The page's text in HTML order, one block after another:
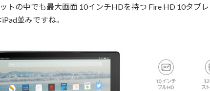
トの中でも最大画面 10インチHDを持つ Fire HD 10タブレ
並みですね。